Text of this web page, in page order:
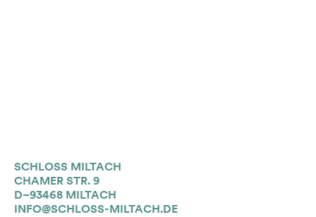
SCHLOSS MILTACH
CHAMER STR. 9
D–93468 MILTACH
INFO@SCHLOSS-MILTACH.DE